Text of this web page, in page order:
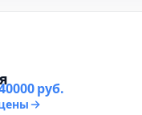
руб.